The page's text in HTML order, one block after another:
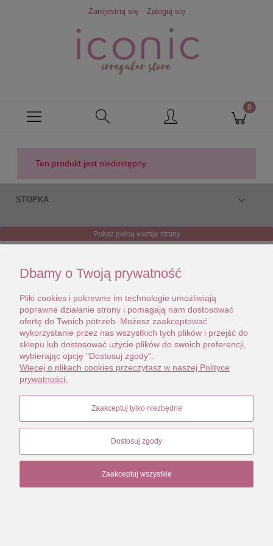
Zarejestruj się Zaloguj się
Ten produkt jest niedostępny.
STOPKA
Pokaż pełną wersję strony
Dbamy o Twoją prywatność
Pliki cookies i pokrewne im technologie umożliwiają
poprawne działanie strony i pomagają nam dostosować
ofertę do Twoich potrzeb. Możesz zaakceptować
wykorzystanie przez nas wszystkich tych plików i przejść do
sklepu lub dostosować użycie plików do swoich preferencji,
wybierając opcję "Dostosuj zgody".
Więcej o plikach cookies przeczytasz w naszej Polityce
prywatności.
Zaakceptuj tylko niezbędne
Dostosuj zgody
Zaakceptuj wszystkie